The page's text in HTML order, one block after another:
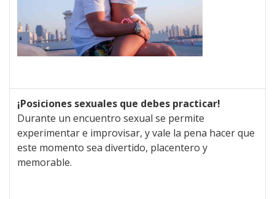
¡Posiciones sexuales que debes practicar!
Durante un encuentro sexual se permite
experimentar e improvisar, y vale la pena hacer que
este momento sea divertido, placentero y
memorable.